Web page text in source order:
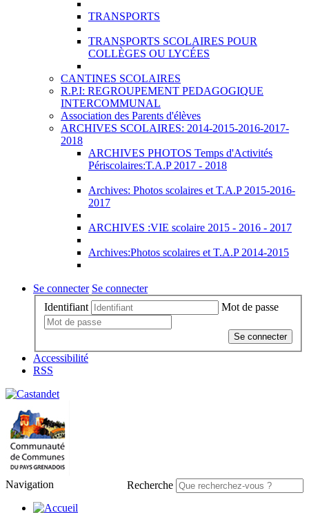
TRANSPORTS
TRANSPORTS SCOLAIRES POUR
COLLÈGES OU LYCÉES
CANTINES SCOLAIRES
R.P.I: REGROUPEMENT PEDAGOGIQUE
INTERCOMMUNAL
Association des Parents d'élèves
ARCHIVES SCOLAIRES: 2014-2015-2016-2017-
2018
ARCHIVES PHOTOS Temps d'Activités
Périscolaires:T.A.P 2017 - 2018
Archives: Photos scolaires et T.A.P 2015-2016-
2017
ARCHIVES :VIE scolaire 2015 - 2016 - 2017
Archives:Photos scolaires et T.A.P 2014-2015
Se connecter Se connecter
Identifiant
Mot de passe
Se connecter
Accessibilité
RSS
Recherche
Navigation